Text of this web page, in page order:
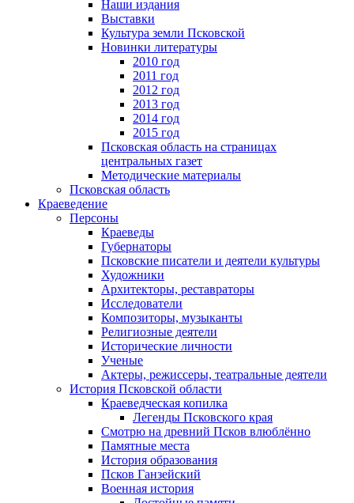
Наши издания
Выставки
Культура земли Псковской
Новинки литературы
2010 год
2011 год
2012 год
2013 год
2014 год
2015 год
Псковская область на страницах
центральных газет
Методические материалы
Псковская область
Краеведение
Персоны
Краеведы
Губернаторы
Псковские писатели и деятели культуры
Художники
Архитекторы, реставраторы
Исследователи
Композиторы, музыканты
Религиозные деятели
Исторические личности
Ученые
Актеры, режиссеры, театральные деятели
История Псковской области
Краеведческая копилка
Легенды Псковского края
Смотрю на древний Псков влюблённо
Памятные места
История образования
Псков Ганзейский
Военная история